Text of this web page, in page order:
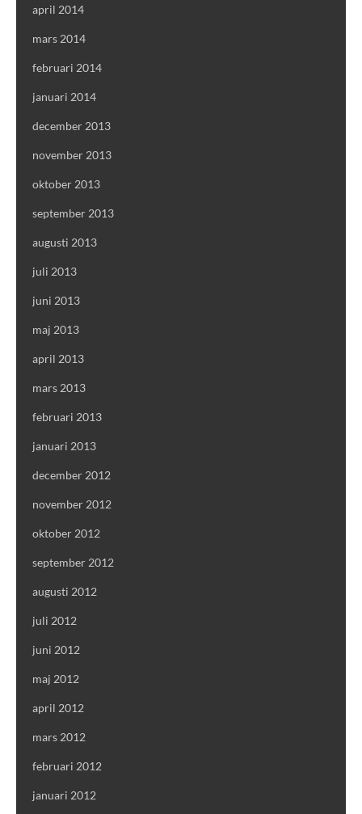
april 2014
mars 2014
februari 2014
januari 2014
december 2013
november 2013
oktober 2013
september 2013
augusti 2013
juli 2013
juni 2013
maj 2013
april 2013
mars 2013
februari 2013
januari 2013
december 2012
november 2012
oktober 2012
september 2012
augusti 2012
juli 2012
juni 2012
maj 2012
april 2012
mars 2012
februari 2012
januari 2012